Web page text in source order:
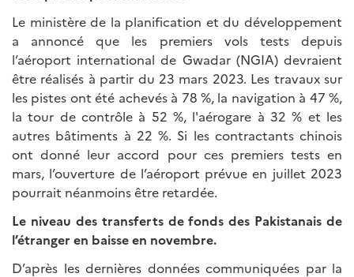
Le ministère de la planification et du développement
a annoncé que les premiers vols tests depuis
l’aéroport international de Gwadar (NGIA) devraient
être réalisés à partir du 23 mars 2023. Les travaux sur
les pistes ont été achevés à 78 %, la navigation à 47 %,
la tour de contrôle à 52 %, l'aérogare à 32 % et les
autres bâtiments à 22 %. Si les contractants chinois
ont donné leur accord pour ces premiers tests en
mars, l’ouverture de l’aéroport prévue en juillet 2023
pourrait néanmoins être retardée.
Le niveau des transferts de fonds des Pakistanais de
l’étranger en baisse en novembre.
D’après les dernières données communiquées par la